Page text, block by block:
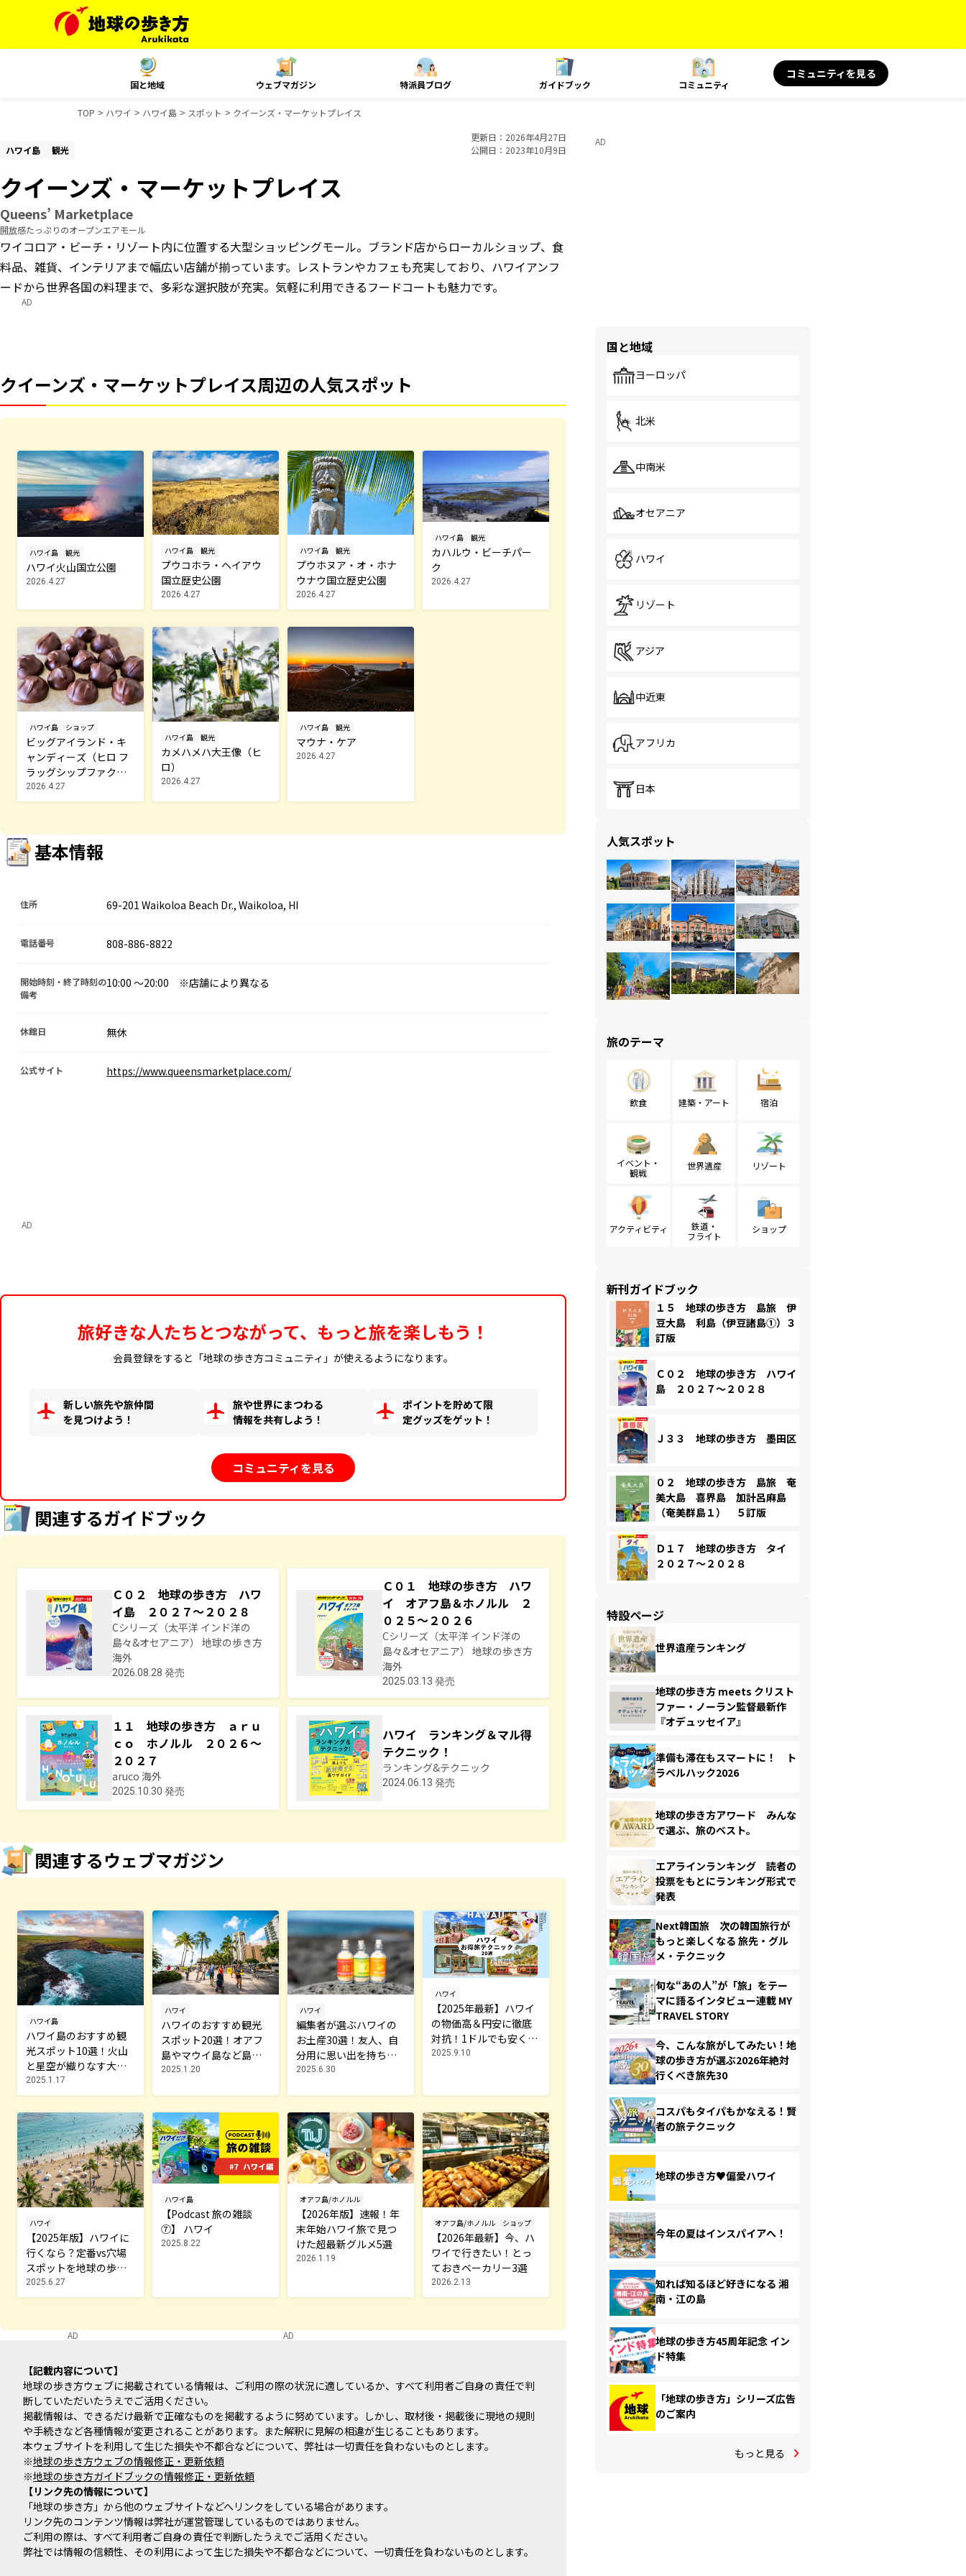
国と地域 ウェブマガジン 特派員ブログ ガイドブック コミュニティ
コミュニティを見る
TOP ハワイ ハワイ島 スポット クイーンズ・マーケットプレイス
ハワイ島 観光
クイーンズ・マーケットプレイス
Queens’ Marketplace
開放感たっぷりのオープンエアモール
更新日
2026年4月27日
公開日
2023年10月9日
ワイコロア・ビーチ・リゾート内に位置する大型ショッピングモール。ブランド店からローカルショップ、食
料品、雑貨、インテリアまで幅広い店舗が揃っています。レストランやカフェも充実しており、ハワイアンフ
ードから世界各国の料理まで、多彩な選択肢が充実。気軽に利用できるフードコートも魅力です。
AD
クイーンズ・マーケットプレイス周辺の人気スポット
ハワイ島 観光
ハワイ火山国立公園
2026.4.27
ハワイ島 観光
プウコホラ・ヘイアウ
国立歴史公園
2026.4.27
ハワイ島 観光
プウホヌア・オ・ホナ
ウナウ国立歴史公園
2026.4.27
ハワイ島 観光
カハルウ・ビーチパー
ク
2026.4.27
ハワイ島 ショップ
ビッグアイランド・キ
ャンディーズ（ヒロ フ
ラッグシップファクト
リー店）
2026.4.27
ハワイ島 観光
カメハメハ大王像（ヒ
ロ）
2026.4.27
ハワイ島 観光
マウナ・ケア
2026.4.27
基本情報
住所 69-201 Waikoloa Beach Dr., Waikoloa, HI
電話番号 808-886-8822
開始時刻・終了時刻の
備考
10:00 〜20:00 ※店舗により異なる
休館日 無休
公式サイト https://www.queensmarketplace.com/
AD
旅好きな人たちとつながって、もっと旅を楽しもう！
会員登録をすると「地球の歩き方コミュニティ」が使えるようになります。
新しい旅先や旅仲間
を見つけよう！
旅や世界にまつわる
情報を共有しよう！
ポイントを貯めて限
定グッズをゲット！
コミュニティを見る
関連するガイドブック
Ｃ０２ 地球の歩き方 ハワ
イ島 ２０２７～２０２８
Cシリーズ（太平洋 インド洋の
島々&オセアニア） 地球の歩き方
海外
2026.08.28 発売
Ｃ０１ 地球の歩き方 ハワ
イ オアフ島＆ホノルル ２
０２５～２０２６
Cシリーズ（太平洋 インド洋の
島々&オセアニア） 地球の歩き方
海外
2025.03.13 発売
１１ 地球の歩き方 ａｒｕ
ｃｏ ホノルル ２０２６～
２０２７
aruco 海外
2025.10.30 発売
ハワイ ランキング＆マル得
テクニック！
ランキング&テクニック
2024.06.13 発売
関連するウェブマガジン
ハワイ島
ハワイ島のおすすめ観
光スポット10選！火山
と星空が織りなす大自
然の楽園
2025.1.17
ハワイ
ハワイのおすすめ観光
スポット20選！オアフ
島やマウイ島など島々
の魅力を満喫する旅へ
2025.1.20
ハワイ
編集者が選ぶハワイの
お土産30選！友人、自
分用に思い出を持ち帰
ろう
2025.6.30
ハワイ
【2025年最新】ハワイ
の物価高＆円安に徹底
対抗！1ドルでも安く楽
しむお得テクニック20
2025.9.10
ハワイ
【2025年版】ハワイに
行くなら？定番vs穴場
スポットを地球の歩き
方編集室が厳選
2025.6.27
ハワイ島
【Podcast 旅の雑談
⑦】 ハワイ
2025.8.22
オアフ島/ホノルル
【2026年版】速報！年
末年始ハワイ旅で見つ
けた超最新グルメ5選
2026.1.19
オアフ島/ホノルル ショップ
【2026年最新】今、ハ
ワイで行きたい！とっ
ておきベーカリー3選
2026.2.13
AD AD
記載内容について
地球の歩き方ウェブに掲載されている情報は、ご利用の際の状況に適しているか、すべて利用者ご自身の責任で判
断していただいたうえでご活用ください。
掲載情報は、できるだけ最新で正確なものを掲載するように努めています。しかし、取材後・掲載後に現地の規則
や手続きなど各種情報が変更されることがあります。また解釈に見解の相違が生じることもあります。
本ウェブサイトを利用して生じた損失や不都合などについて、弊社は一切責任を負わないものとします。
※地球の歩き方ウェブの情報修正・更新依頼
※地球の歩き方ガイドブックの情報修正・更新依頼
リンク先の情報について
「地球の歩き方」から他のウェブサイトなどへリンクをしている場合があります。
リンク先のコンテンツ情報は弊社が運営管理しているものではありません。
ご利用の際は、すべて利用者ご自身の責任で判断したうえでご活用ください。
弊社では情報の信頼性、その利用によって生じた損失や不都合などについて、一切責任を負わないものとします。
AD
国と地域
ヨーロッパ
北米
中南米
オセアニア
ハワイ
リゾート
アジア
中近東
アフリカ
日本
人気スポット
旅のテーマ
飲食 建築・アート 宿泊
イベント・
観戦
世界遺産 リゾート
アクティビティ
鉄道・
フライト
ショップ
新刊ガイドブック
１５ 地球の歩き方 島旅 伊
豆大島 利島（伊豆諸島①）３
訂版
Ｃ０２ 地球の歩き方 ハワイ
島 ２０２７～２０２８
Ｊ３３ 地球の歩き方 墨田区
０２ 地球の歩き方 島旅 奄
美大島 喜界島 加計呂麻島
（奄美群島１） ５訂版
Ｄ１７ 地球の歩き方 タイ
２０２７～２０２８
特設ページ
世界遺産ランキング
地球の歩き方 meets クリスト
ファー・ノーラン監督最新作
『オデュッセイア』
準備も滞在もスマートに！ ト
ラベルハック2026
地球の歩き方アワード みんな
で選ぶ、旅のベスト。
エアラインランキング 読者の
投票をもとにランキング形式で
発表
Next韓国旅 次の韓国旅行が
もっと楽しくなる 旅先・グル
メ・テクニック
旬な“あの人”が「旅」をテー
マに語るインタビュー連載 MY
TRAVEL STORY
今、こんな旅がしてみたい！地
球の歩き方が選ぶ2026年絶対
行くべき旅先30
コスパもタイパもかなえる！賢
者の旅テクニック
地球の歩き方♥偏愛ハワイ
今年の夏はインスパイアへ！
知れば知るほど好きになる 湘
南・江の島
地球の歩き方45周年記念 イン
ド特集
「地球の歩き方」シリーズ広告
のご案内
もっと見る